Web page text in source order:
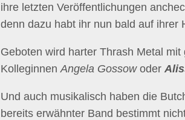
ihre letzten Veröffentlichungen
denn dazu habt ihr nun bald auf ihrer
Geboten wird harter Thrash Metal
KolleginnenAngela Gossowoder
Und auch musikalisch haben die
bereits erwähnter Band bestimmt